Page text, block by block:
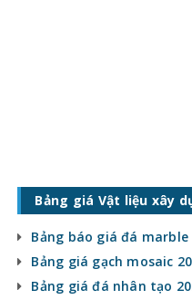
Bảng giá Vật liệu xây
Bảng báo giá đá marble
Bảng giá gạch mosaic
Bảng giá đá nhân tạo